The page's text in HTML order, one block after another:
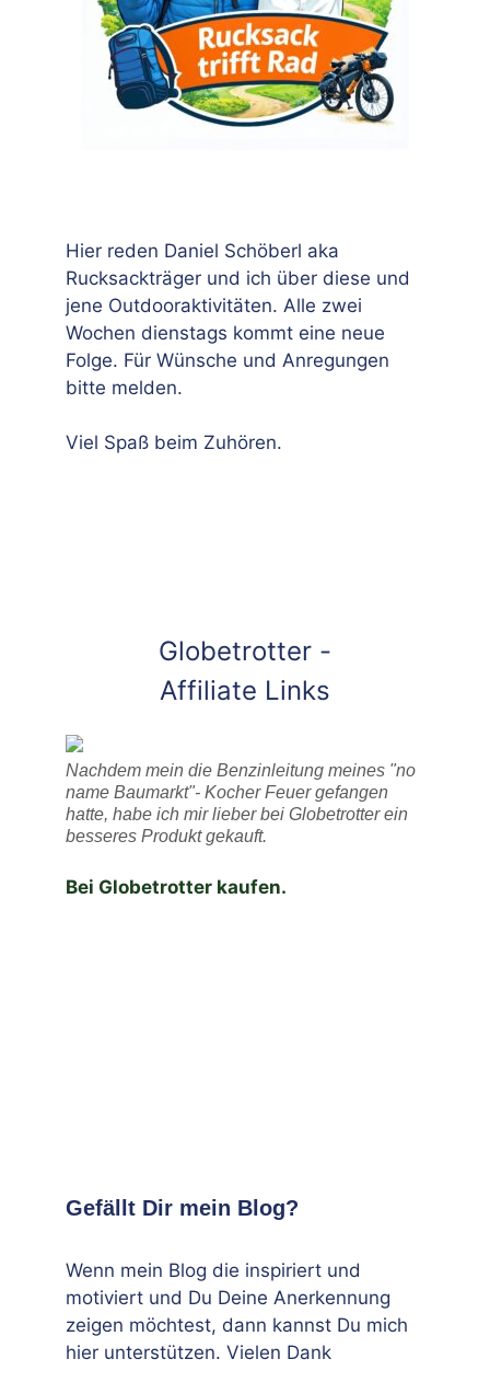
Hier reden Daniel Schöberl aka
Rucksackträger und ich über diese und
jene Outdooraktivitäten. Alle zwei
Wochen dienstags kommt eine neue
Folge. Für Wünsche und Anregungen
bitte melden.
Viel Spaß beim Zuhören.
Globetrotter -
Affiliate Links
Nachdem mein die Benzinleitung meines "no
name Baumarkt"- Kocher Feuer gefangen
hatte, habe ich mir lieber bei Globetrotter ein
besseres Produkt gekauft.
Bei Globetrotter kaufen.
Gefällt Dir mein Blog?
Wenn mein Blog die inspiriert und
motiviert und Du Deine Anerkennung
zeigen möchtest, dann kannst Du mich
hier unterstützen. Vielen Dank